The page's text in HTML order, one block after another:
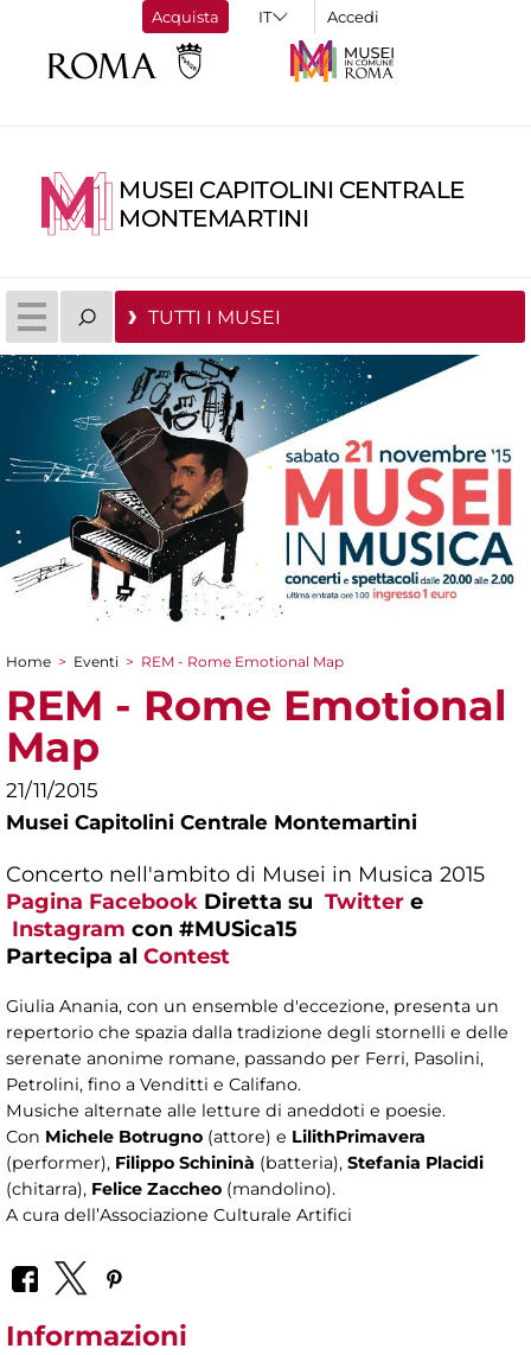
Acquista Accedi
MUSEI CAPITOLINI CENTRALE
MONTEMARTINI
TUTTI I MUSEI
Tu sei qui
Home > Eventi > REM - Rome Emotional Map
REM - Rome Emotional
Map
21/11/2015
Musei Capitolini Centrale Montemartini
Concerto nell'ambito di Musei in Musica 2015
Pagina Facebook Diretta su Twitter e
Instagram con #MUSica15
Partecipa al Contest
Giulia Anania, con un ensemble d'eccezione, presenta un
repertorio che spazia dalla tradizione degli stornelli e delle
serenate anonime romane, passando per Ferri, Pasolini,
Petrolini, fino a Venditti e Califano.
Musiche alternate alle letture di aneddoti e poesie.
Con Michele Botrugno (attore) e LilithPrimavera
(performer), Filippo Schininà (batteria), Stefania Placidi
(chitarra), Felice Zaccheo (mandolino).
A cura dell’Associazione Culturale Artifici
Informazioni